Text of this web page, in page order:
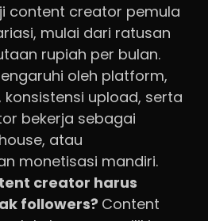
content creator pemula
mulai dari ratusan
rupiah per bulan.
oleh platform,
konsistensi upload, serta
bekerja sebagai
atau
monetisasi mandiri.
creator harus
followers? Content